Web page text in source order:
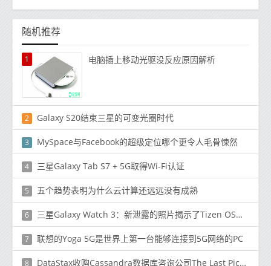
随机推荐
1 电脑插上移动光驱没反应原因解析
2 Galaxy S20结束三星的可变光圈时代
3 MySpace与Facebook的超级定位哪个更令人毛骨悚然
4 三星Galaxy Tab S7 + 5G取得Wi-Fi认证
5 五个趋势表明为什么云计算还远远没有成熟
6 三星Galaxy Watch 3：新泄露的照片揭示了Tizen OS的重新设计
7 联想的Yoga 5G是世界上第一台能够连接到5G网络的PC
8 DataStax收购Cassandra数据库咨询公司The Last Pickle